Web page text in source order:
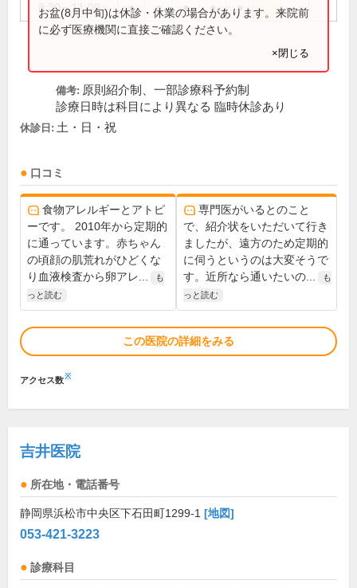
8:30～11:00 ● ● ● ● ●
お盆(8月中旬)は休診・休業の場合があります。来院前
に必ず医療機関に直接ご確認ください。
×閉じる
備考: 原則紹介制、一部診療科予約制
診療日時は科目により異なる 臨時休診あり
休診日: 土・日・祝
口コミ
食物アレルギーとアトピ
ーです。 2010年から定期的
に通っています。赤ちゃん
の頃顔の肌荒れがひどくな
り血液検査から卵アレ...
も
っと読む
専門医がいるとのこと
で、紹介状をいただいて行き
ましたが、遠方のため定期的
に伺うというのは大変そうで
す。近所なら通いたいの...
も
っと読む
この医院の詳細をみる
アクセス数※
吉井医院
所在地・電話番号
静岡県浜松市中央区下石田町1299-1 [地図]
053-421-3223
診療科目